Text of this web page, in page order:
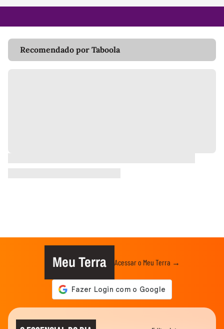
Recomendado por Taboola
Meu Terra Acessar o Meu Terra →